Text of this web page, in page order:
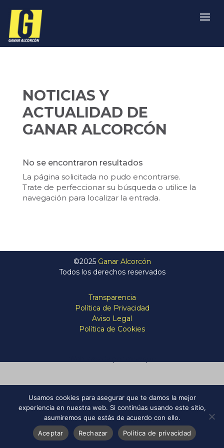
NOTICIAS Y
ACTUALIDAD DE
GANAR ALCORCÓN
No se encontraron resultados
La página solicitada no pudo encontrarse.
Trate de perfeccionar su búsqueda o utilice la
navegación para localizar la entrada.
©2025 Ganar Alcorcón
Todos los derechos reservados
Transparencia
Política de Privacidad
Aviso Legal
Política de Cookies
Usamos cookies para asegurar que te damos la mejor
experiencia en nuestra web. Si continúas usando este sitio,
asumiremos que estás de acuerdo con ello.
Aceptar
Rechazar Política de privacidad